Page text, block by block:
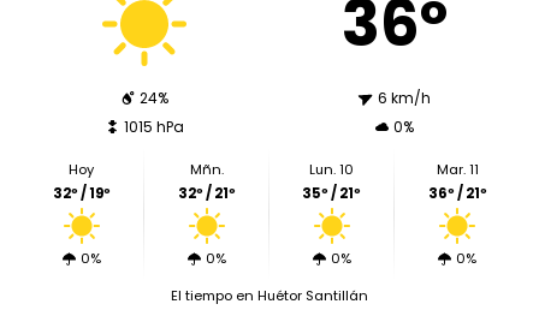
36º
24%
6 km/h
1015 hPa
0%
Hoy
32º / 19º
0%
Mñn.
32º / 21º
0%
Lun. 10
35º / 21º
0%
Mar. 11
36º / 21º
0%
El tiempo en Huétor Santillán